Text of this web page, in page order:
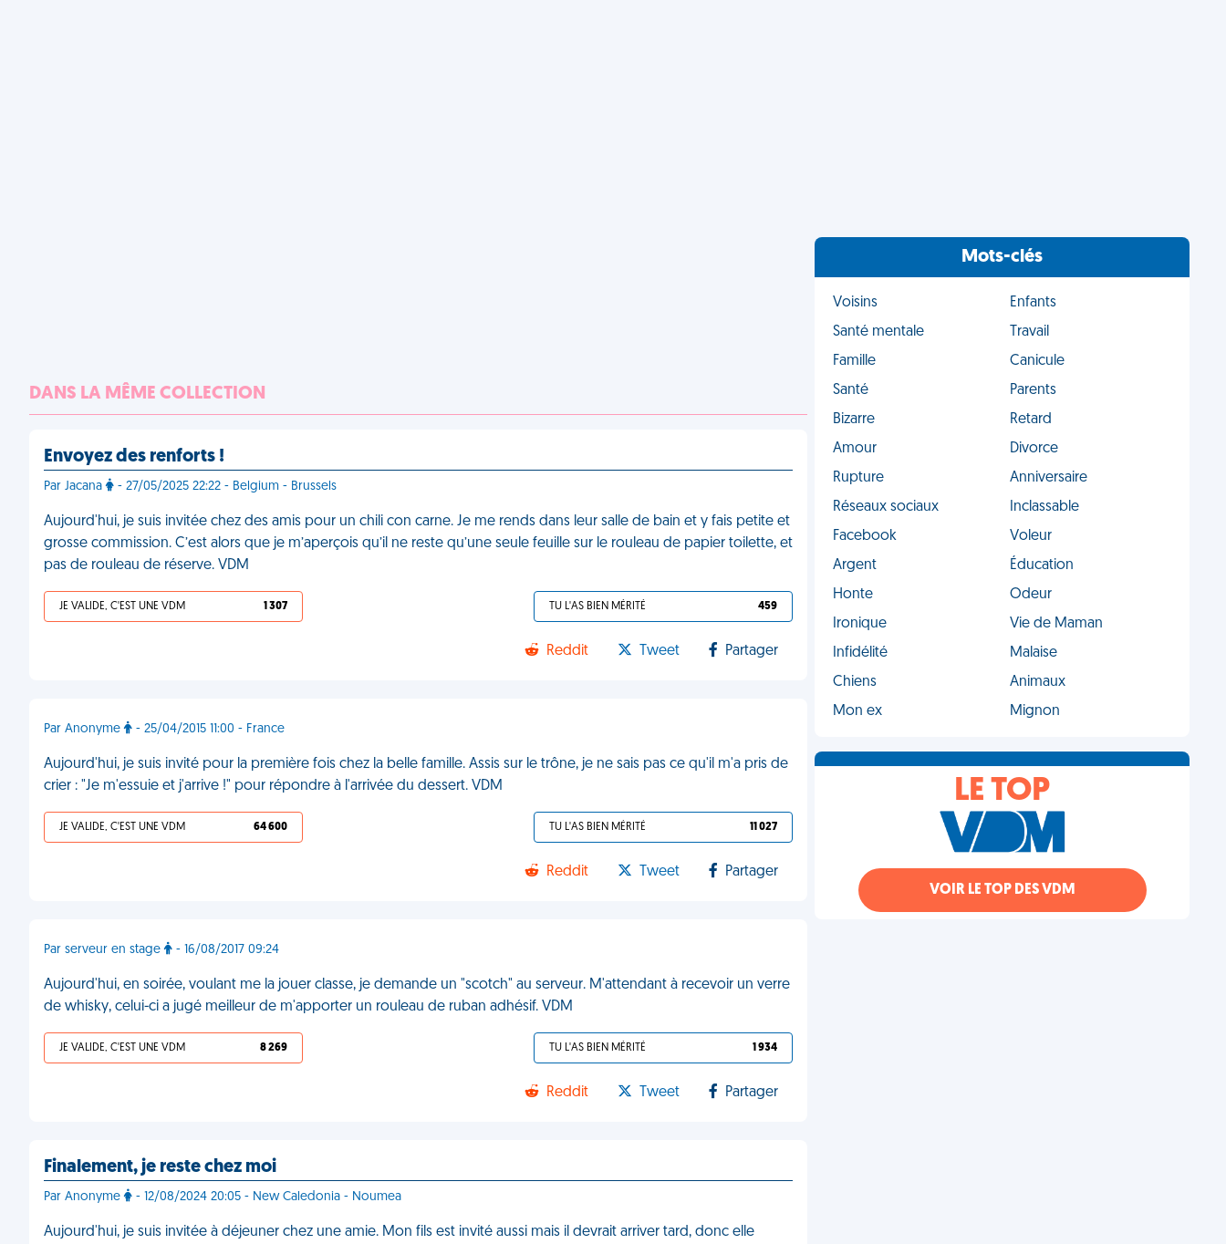
DANS LA MÊME COLLECTION
Envoyez des renforts !
Par Jacana - 27/05/2025 22:22 - Belgium - Brussels
Aujourd'hui, je suis invitée chez des amis pour un chili con carne. Je me rends dans leur salle de bain et y fais petite et
grosse commission. C’est alors que je m’aperçois qu’il ne reste qu’une seule feuille sur le rouleau de papier toilette, et
pas de rouleau de réserve. VDM
JE VALIDE, C'EST UNE VDM 1 307 TU L'AS BIEN MÉRITÉ 459
Reddit Tweet Partager
Par Anonyme - 25/04/2015 11:00 - France
Aujourd'hui, je suis invité pour la première fois chez la belle famille. Assis sur le trône, je ne sais pas ce qu'il m'a pris de
crier : "Je m'essuie et j'arrive !" pour répondre à l'arrivée du dessert. VDM
JE VALIDE, C'EST UNE VDM 64 600 TU L'AS BIEN MÉRITÉ 11 027
Reddit Tweet Partager
Par serveur en stage - 16/08/2017 09:24
Aujourd'hui, en soirée, voulant me la jouer classe, je demande un "scotch" au serveur. M'attendant à recevoir un verre
de whisky, celui-ci a jugé meilleur de m'apporter un rouleau de ruban adhésif. VDM
JE VALIDE, C'EST UNE VDM 8 269 TU L'AS BIEN MÉRITÉ 1 934
Reddit Tweet Partager
Finalement, je reste chez moi
Par Anonyme - 12/08/2024 20:05 - New Caledonia - Noumea
Aujourd'hui, je suis invitée à déjeuner chez une amie. Mon fils est invité aussi mais il devrait arriver tard, donc elle
Mots-clés
Voisins
Enfants
Santé mentale
Travail
Famille
Canicule
Santé
Parents
Bizarre
Retard
Amour
Divorce
Rupture
Anniversaire
Réseaux sociaux
Inclassable
Facebook
Voleur
Argent
Éducation
Honte
Odeur
Ironique
Vie de Maman
Infidélité
Malaise
Chiens
Animaux
Mon ex
Mignon
LE TOP
VOIR LE TOP DES VDM